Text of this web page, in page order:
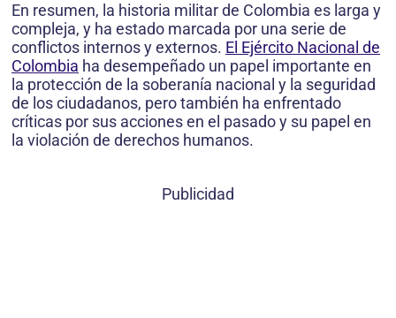
En resumen, la historia militar de Colombia es larga y
compleja, y ha estado marcada por una serie de
conflictos internos y externos. El Ejército Nacional de
Colombia ha desempeñado un papel importante en
la protección de la soberanía nacional y la seguridad
de los ciudadanos, pero también ha enfrentado
críticas por sus acciones en el pasado y su papel en
la violación de derechos humanos.
Publicidad